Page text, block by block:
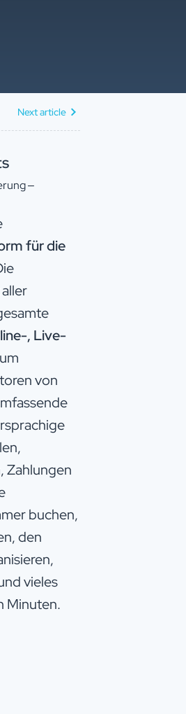
Next article
–
für die
, Live-
von
Zahlungen
buchen,
den
vieles
Minuten.